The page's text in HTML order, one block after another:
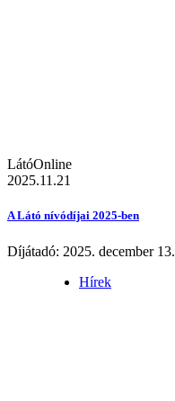
LátóOnline
2025.11.21
A Látó nívódíjai 2025-ben
Díjátadó: 2025. december 13.
Hírek